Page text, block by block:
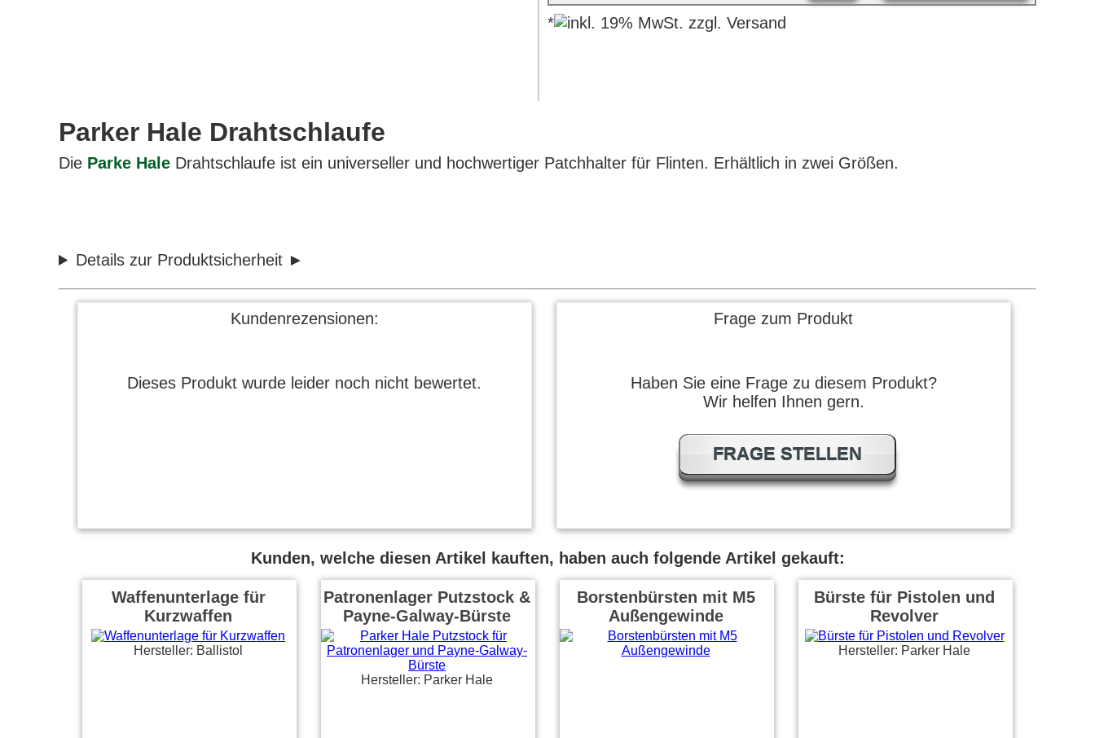
*
Parker Hale Drahtschlaufe
Die Parke Hale Drahtschlaufe ist ein universeller und hochwertiger Patchhalter für Flinten. Erhältlich in zwei Größen.
Details zur Produktsicherheit
Kundenrezensionen:
Dieses Produkt wurde leider noch nicht bewertet.
Frage zum Produkt
Haben Sie eine Frage zu diesem Produkt?
Wir helfen Ihnen gern.
FRAGE STELLEN
Kunden, welche diesen Artikel kauften, haben auch folgende Artikel gekauft:
Waffenunterlage für
Kurzwaffen
Hersteller: Ballistol
Patronenlager Putzstock &
Payne-Galway-Bürste
Hersteller: Parker Hale
Borstenbürsten mit M5
Außengewinde
Bürste für Pistolen und
Revolver
Hersteller: Parker Hale